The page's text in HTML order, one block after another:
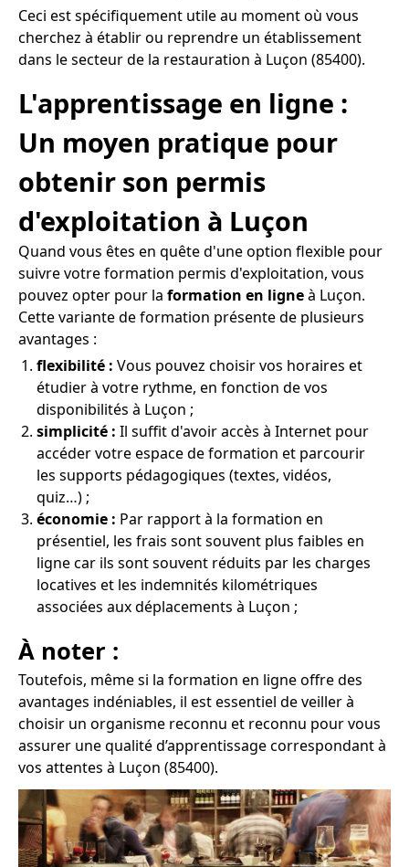
Ceci est spécifiquement utile au moment où vous
cherchez à établir ou reprendre un établissement
dans le secteur de la restauration à Luçon (85400).
L'apprentissage en ligne :
Un moyen pratique pour
obtenir son permis
d'exploitation à Luçon
Quand vous êtes en quête d'une option flexible pour
suivre votre formation permis d'exploitation, vous
pouvez opter pour la formation en ligneà Luçon.
Cette variante de formation présente de plusieurs
avantages :
flexibilité : Vous pouvez choisir vos horaires et
étudier à votre rythme, en fonction de vos
disponibilités à Luçon ;
simplicité : Il suffit d'avoir accès à Internet pour
accéder votre espace de formation et parcourir
les supports pédagogiques (textes, vidéos,
quiz…) ;
économie : Par rapport à la formation en
présentiel, les frais sont souvent plus faibles en
ligne car ils sont souvent réduits par les charges
locatives et les indemnités kilométriques
associées aux déplacements à Luçon ;
À noter :
Toutefois, même si la formation en ligne offre des
avantages indéniables, il est essentiel de veiller à
choisir un organisme reconnu et reconnu pour vous
assurer une qualité d’apprentissage correspondant à
vos attentes à Luçon (85400).